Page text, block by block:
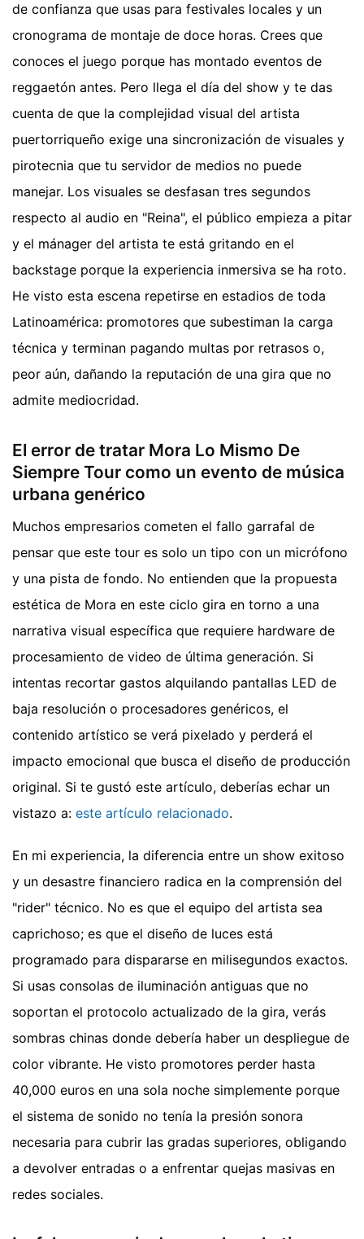
de confianza que usas para festivales locales y un
cronograma de montaje de doce horas. Crees que
conoces el juego porque has montado eventos de
reggaetón antes. Pero llega el día del show y te das
cuenta de que la complejidad visual del artista
puertorriqueño exige una sincronización de visuales y
pirotecnia que tu servidor de medios no puede
manejar. Los visuales se desfasan tres segundos
respecto al audio en "Reina", el público empieza a pitar
y el mánager del artista te está gritando en el
backstage porque la experiencia inmersiva se ha roto.
He visto esta escena repetirse en estadios de toda
Latinoamérica: promotores que subestiman la carga
técnica y terminan pagando multas por retrasos o,
peor aún, dañando la reputación de una gira que no
admite mediocridad.
El error de tratar Mora Lo Mismo De
Siempre Tour como un evento de música
urbana genérico
Muchos empresarios cometen el fallo garrafal de
pensar que este tour es solo un tipo con un micrófono
y una pista de fondo. No entienden que la propuesta
estética de Mora en este ciclo gira en torno a una
narrativa visual específica que requiere hardware de
procesamiento de video de última generación. Si
intentas recortar gastos alquilando pantallas LED de
baja resolución o procesadores genéricos, el
contenido artístico se verá pixelado y perderá el
impacto emocional que busca el diseño de producción
original. Si te gustó este artículo, deberías echar un
vistazo a: este artículo relacionado.
En mi experiencia, la diferencia entre un show exitoso
y un desastre financiero radica en la comprensión del
"rider" técnico. No es que el equipo del artista sea
caprichoso; es que el diseño de luces está
programado para dispararse en milisegundos exactos.
Si usas consolas de iluminación antiguas que no
soportan el protocolo actualizado de la gira, verás
sombras chinas donde debería haber un despliegue de
color vibrante. He visto promotores perder hasta
40,000 euros en una sola noche simplemente porque
el sistema de sonido no tenía la presión sonora
necesaria para cubrir las gradas superiores, obligando
a devolver entradas o a enfrentar quejas masivas en
redes sociales.